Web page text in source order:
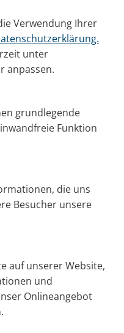
Verwendung Ihrer
unter
anpassen.
grundlegende
Funktion
die uns
Besucher unsere
auf unserer Website,
und
Onlineangebot
– bei gleich gutem
wie
täglich viel Zeit
um die
Jede Minute
Effekt auf die Lunge